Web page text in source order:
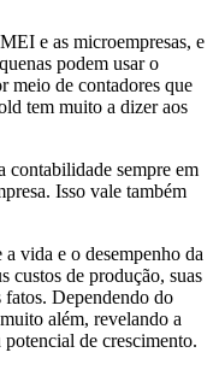
e as microempresas, e
podem usar o
meio de contadores que
tem muito a dizer aos
contabilidade sempre em
Isso vale também
vida e o desempenho da
custos de produção, suas
fatos. Dependendo do
além, revelando a
de crescimento.